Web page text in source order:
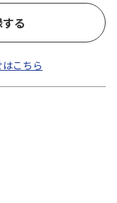
る
こちら